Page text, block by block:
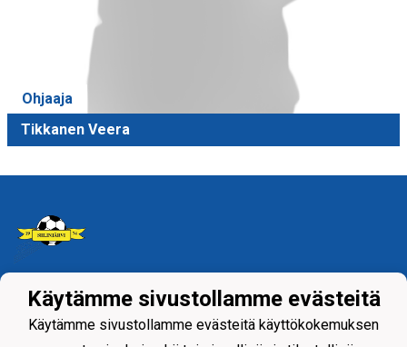
Ohjaaja
Tikkanen Veera
Tietosuojaseloste
Siilinjärven Palloseura ry
Käytämme sivustollamme evästeitä
Käytämme sivustollamme evästeitä käyttökokemuksen